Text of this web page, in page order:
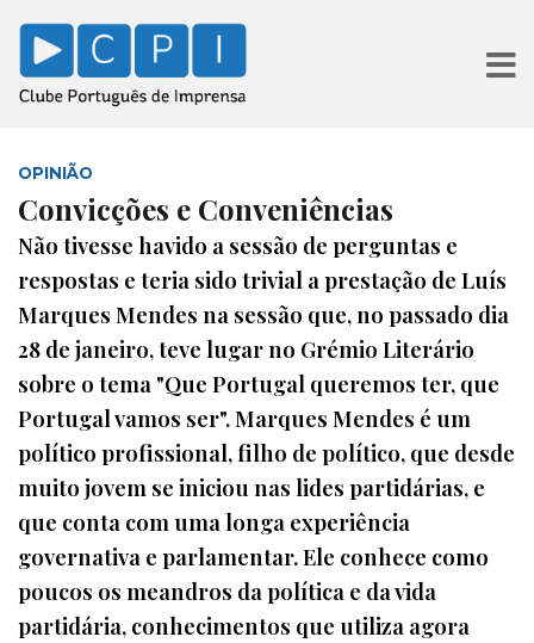
OPINIÃO
Convicções e Conveniências
Não tivesse havido a sessão de perguntas e
respostas e teria sido trivial a prestação de Luís
Marques Mendes na sessão que, no passado dia
28 de janeiro, teve lugar no Grémio Literário
sobre o tema "Que Portugal queremos ter, que
Portugal vamos ser". Marques Mendes é um
político profissional, filho de político, que desde
muito jovem se iniciou nas lides partidárias, e
que conta com uma longa experiência
governativa e parlamentar. Ele conhece como
poucos os meandros da política e da vida
partidária, conhecimentos que utiliza agora